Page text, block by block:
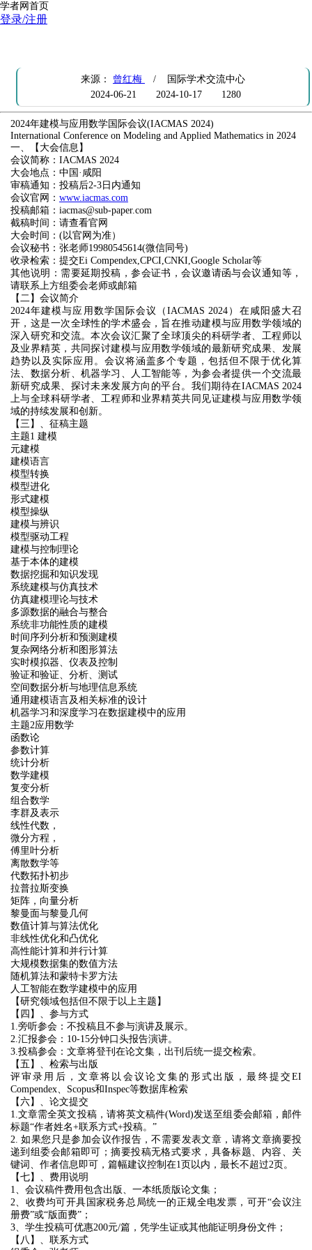
学者网首页
登录/注册
来源： 曾红梅
/ 国际学术交流中心
2024-06-21
2024-10-17 1280
2024年建模与应用数学国际会议(IACMAS 2024)
International Conference on Modeling and Applied Mathematics in 2024
一、【大会信息】
会议简称：IACMAS 2024
大会地点：中国·咸阳
审稿通知：投稿后2-3日内通知
会议官网： www.iacmas.com
投稿邮箱：iacmas@sub-paper.com
截稿时间：请查看官网
大会时间：(以官网为准）
会议秘书：张老师19980545614(微信同号)
收录检索：提交Ei Compendex,CPCI,CNKI,Google Scholar等
其他说明：需要延期投稿，参会证书，会议邀请函与会议通知等，
请联系上方组委会老师或邮箱
【二】会议简介
2024年建模与应用数学国际会议（IACMAS 2024）在咸阳盛大召
开，这是一次全球性的学术盛会，旨在推动建模与应用数学领域的
深入研究和交流。本次会议汇聚了全球顶尖的科研学者、工程师以
及业界精英，共同探讨建模与应用数学领域的最新研究成果、发展
趋势以及实际应用。会议将涵盖多个专题，包括但不限于优化算
法、数据分析、机器学习、人工智能等，为参会者提供一个交流最
新研究成果、探讨未来发展方向的平台。我们期待在IACMAS 2024
上与全球科研学者、工程师和业界精英共同见证建模与应用数学领
域的持续发展和创新。
【三】、征稿主题
主题1 建模
元建模
建模语言
模型转换
模型进化
形式建模
模型操纵
建模与辨识
模型驱动工程
建模与控制理论
基于本体的建模
数据挖掘和知识发现
系统建模与仿真技术
仿真建模理论与技术
多源数据的融合与整合
系统非功能性质的建模
时间序列分析和预测建模
复杂网络分析和图形算法
实时模拟器、仪表及控制
验证和验证、分析、测试
空间数据分析与地理信息系统
通用建模语言及相关标准的设计
机器学习和深度学习在数据建模中的应用
主题2应用数学
函数论
参数计算
统计分析
数学建模
复变分析
组合数学
李群及表示
线性代数，
微分方程，
傅里叶分析
离散数学等
代数拓扑初步
拉普拉斯变换
矩阵，向量分析
黎曼面与黎曼几何
数值计算与算法优化
非线性优化和凸优化
高性能计算和并行计算
大规模数据集的数值方法
随机算法和蒙特卡罗方法
人工智能在数学建模中的应用
【研究领域包括但不限于以上主题】
【四】、参与方式
1.旁听参会：不投稿且不参与演讲及展示。
2.汇报参会：10-15分钟口头报告演讲。
3.投稿参会：文章将登刊在论文集，出刊后统一提交检索。
【五】、检索与出版
评审录用后，文章将以会议论文集的形式出版，最终提交EI
Compendex、Scopus和Inspec等数据库检索
【六】、论文提交
1.文章需全英文投稿，请将英文稿件(Word)发送至组委会邮箱，邮件
标题“作者姓名+联系方式+投稿。”
2. 如果您只是参加会议作报告，不需要发表文章，请将文章摘要投
递到组委会邮箱即可；摘要投稿无格式要求，具备标题、内容、关
键词、作者信息即可，篇幅建议控制在1页以内，最长不超过2页。
【七】、费用说明
1、会议稿件费用包含出版、一本纸质版论文集；
2、收费均可开具国家税务总局统一的正规全电发票，可开“会议注
册费”或“版面费”；
3、学生投稿可优惠200元/篇，凭学生证或其他能证明身份文件；
【八】、联系方式